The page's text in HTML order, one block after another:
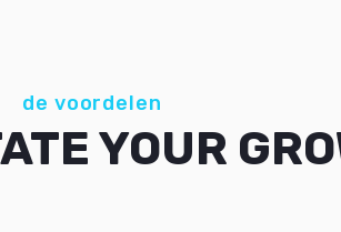
de voordelen
YOUR